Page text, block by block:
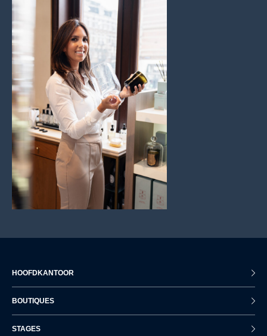
HOOFDKANTOOR
BOUTIQUES
STAGES